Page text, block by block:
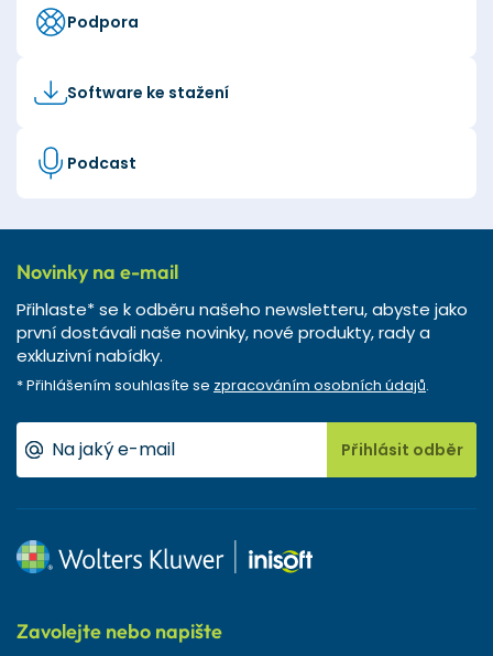
Podpora
Software ke stažení
Podcast
Novinky na e-mail
Přihlaste* se k odběru našeho newsletteru, abyste jako
první dostávali naše novinky, nové produkty, rady a
exkluzivní nabídky.
* Přihlášením souhlasíte se zpracováním osobních údajů.
Přihlásit odběr
Zavolejte nebo napište